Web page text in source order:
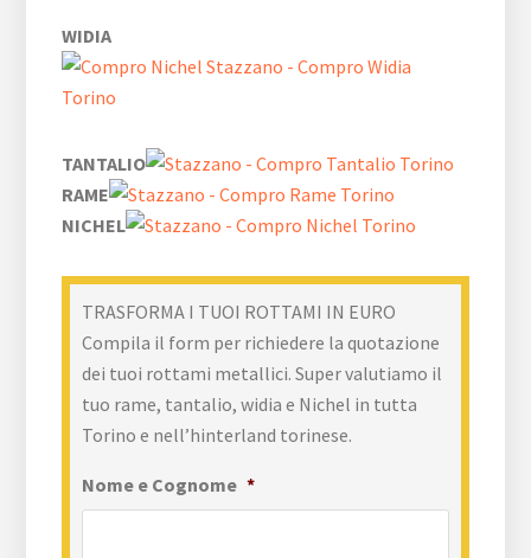
WIDIA
TANTALIO
RAME
NICHEL
TRASFORMA I TUOI ROTTAMI IN EURO
Compila il form per richiedere la quotazione
dei tuoi rottami metallici. Super valutiamo il
tuo rame, tantalio, widia e Nichel in tutta
Torino e nell’hinterland torinese.
Nome e Cognome *